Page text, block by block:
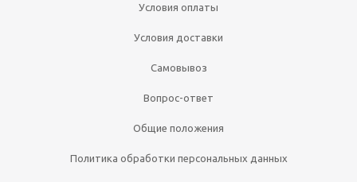
Условия оплаты
Условия доставки
Самовывоз
Вопрос-ответ
Общие положения
Политика обработки персональных данных